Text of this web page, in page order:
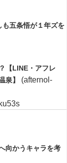
も五条悟が１年ズを
【LINE・アフレ
泉】
(afternol-
向かうキャラを考